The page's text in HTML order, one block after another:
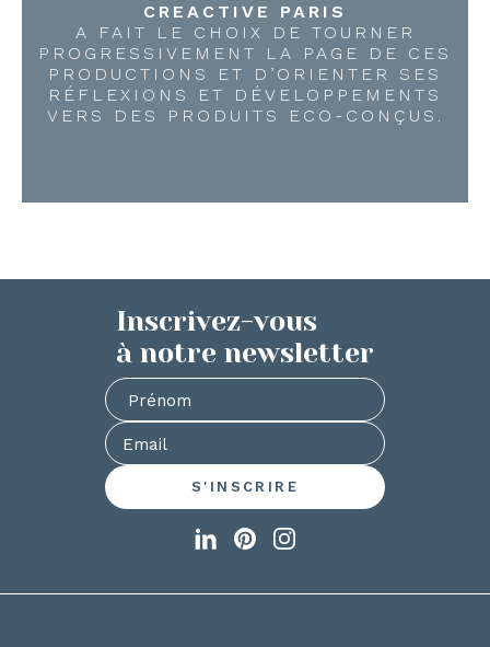
CREACTIVE PARIS
A FAIT LE CHOIX DE TOURNER
PROGRESSIVEMENT LA PAGE DE CES
PRODUCTIONS ET D’ORIENTER SES
RÉFLEXIONS ET DÉVELOPPEMENTS
VERS DES PRODUITS ECO-CONÇUS.
Inscrivez-vous
à notre newsletter